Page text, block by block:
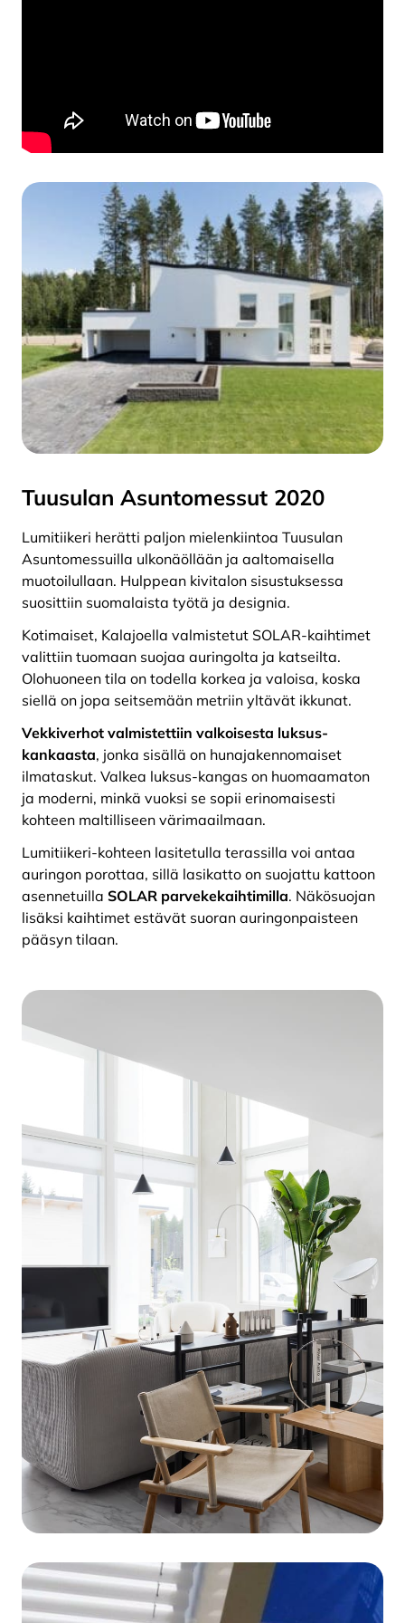
Tuusulan Asuntomessut 2020
Lumitiikeri herätti paljon mielenkiintoa Tuusulan
Asuntomessuilla ulkonäöllään ja aaltomaisella
muotoilullaan. Hulppean kivitalon sisustuksessa
suosittiin suomalaista työtä ja designia.
Kotimaiset, Kalajoella valmistetut SOLAR-kaihtimet
valittiin tuomaan suojaa auringolta ja katseilta.
Olohuoneen tila on todella korkea ja valoisa, koska
siellä on jopa seitsemään metriin yltävät ikkunat.
Vekkiverhot valmistettiin valkoisesta luksus-
kankaasta, jonka sisällä on hunajakennomaiset
ilmataskut. Valkea luksus-kangas on huomaamaton
ja moderni, minkä vuoksi se sopii erinomaisesti
kohteen maltilliseen värimaailmaan.
Lumitiikeri-kohteen lasitetulla terassilla voi antaa
auringon porottaa, sillä lasikatto on suojattu kattoon
asennetuilla SOLAR parvekekaihtimilla. Näkösuojan
lisäksi kaihtimet estävät suoran auringonpaisteen
pääsyn tilaan.